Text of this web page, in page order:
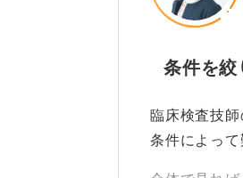
条件を絞
臨床検査技
条件によって